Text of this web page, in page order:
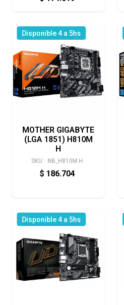
Disponible 4 a 5hs
MOTHER GIGABYTE
(LGA 1851) H810M
H
SKU: NB_H810M H
$ 186.704
Disponible 4 a 5hs